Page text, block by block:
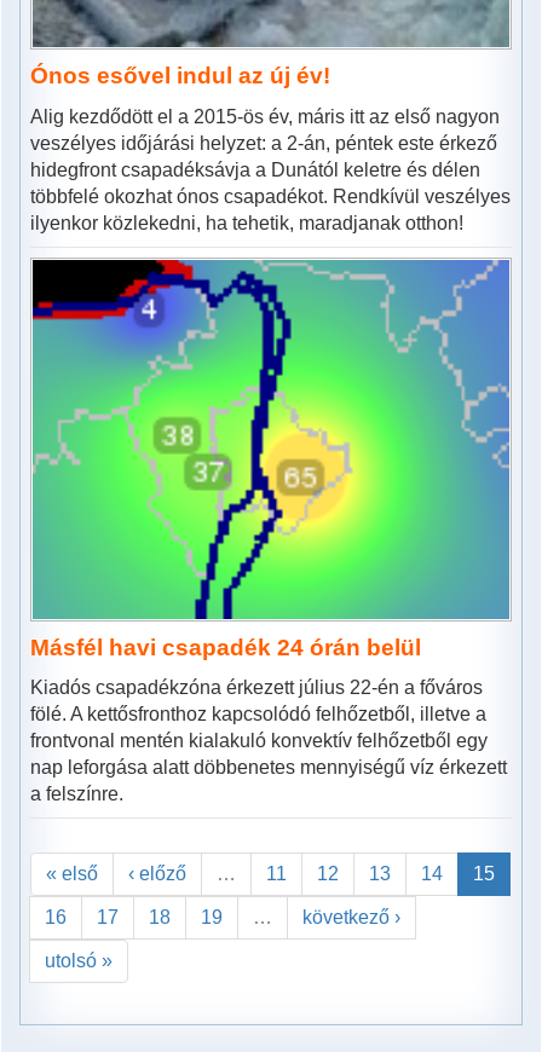
Ónos esővel indul az új év!
Alig kezdődött el a 2015-ös év, máris itt az első nagyon
veszélyes időjárási helyzet: a 2-án, péntek este érkező
hidegfront csapadéksávja a Dunától keletre és délen
többfelé okozhat ónos csapadékot. Rendkívül veszélyes
ilyenkor közlekedni, ha tehetik, maradjanak otthon!
Másfél havi csapadék 24 órán belül
Kiadós csapadékzóna érkezett július 22-én a főváros
fölé. A kettősfronthoz kapcsolódó felhőzetből, illetve a
frontvonal mentén kialakuló konvektív felhőzetből egy
nap leforgása alatt döbbenetes mennyiségű víz érkezett
a felszínre.
« első ‹ előző … 11 12 13 14 15
16 17 18 19 … következő ›
utolsó »